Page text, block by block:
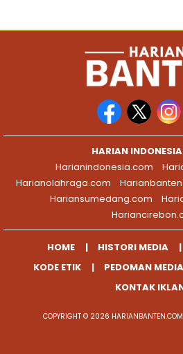
HARIAN
Harianindonesia.com
Harianolahraga.com
Hariansumedang.com
HOME HISTORI MEDIA
KODE ETIK
PEDOMAN MEDIA
KONTAK
COPYRIGHT © 2026